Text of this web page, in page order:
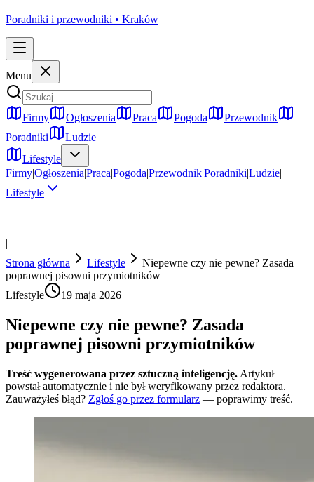
Poradniki i przewodniki • Kraków
Menu
Firmy Ogłoszenia Praca Pogoda
Przewodnik
Poradniki
Ludzie
Lifestyle
Firmy|Ogłoszenia|Praca|Pogoda|Przewodnik|Poradniki|Ludzie|
Lifestyle
|
Strona główna
Lifestyle
Niepewne czy nie pewne? Zasada
poprawnej pisowni przymiotników
Lifestyle
19 maja 2026
Niepewne czy nie pewne? Zasada
poprawnej pisowni przymiotników
Treść wygenerowana przez sztuczną inteligencję. Artykuł
powstał automatycznie i nie był weryfikowany przez redaktora.
Zauważyłeś błąd? Zgłoś go przez formularz — poprawimy treść.